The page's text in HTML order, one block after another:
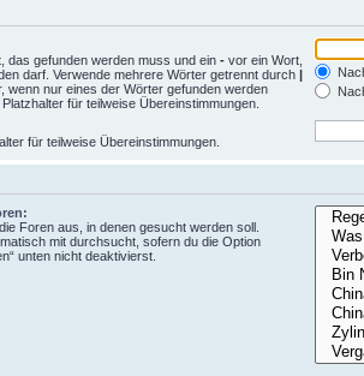
das gefunden werden muss und ein - vor ein Wort,
darf. Verwende mehrere Wörter getrennt durch |
wenn nur eines der Wörter gefunden werden
für teilweise Übereinstimmungen.
für teilweise Übereinstimmungen.
Foren aus, in denen gesucht werden soll.
mit durchsucht, sofern du die Option
unten nicht deaktivierst.